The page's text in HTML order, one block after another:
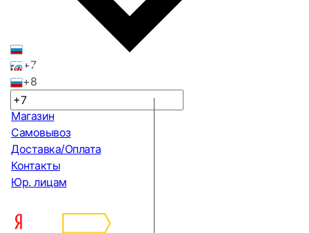
+7
+8
Магазин
Самовывоз
Доставка/Оплата
Контакты
Юр. лицам